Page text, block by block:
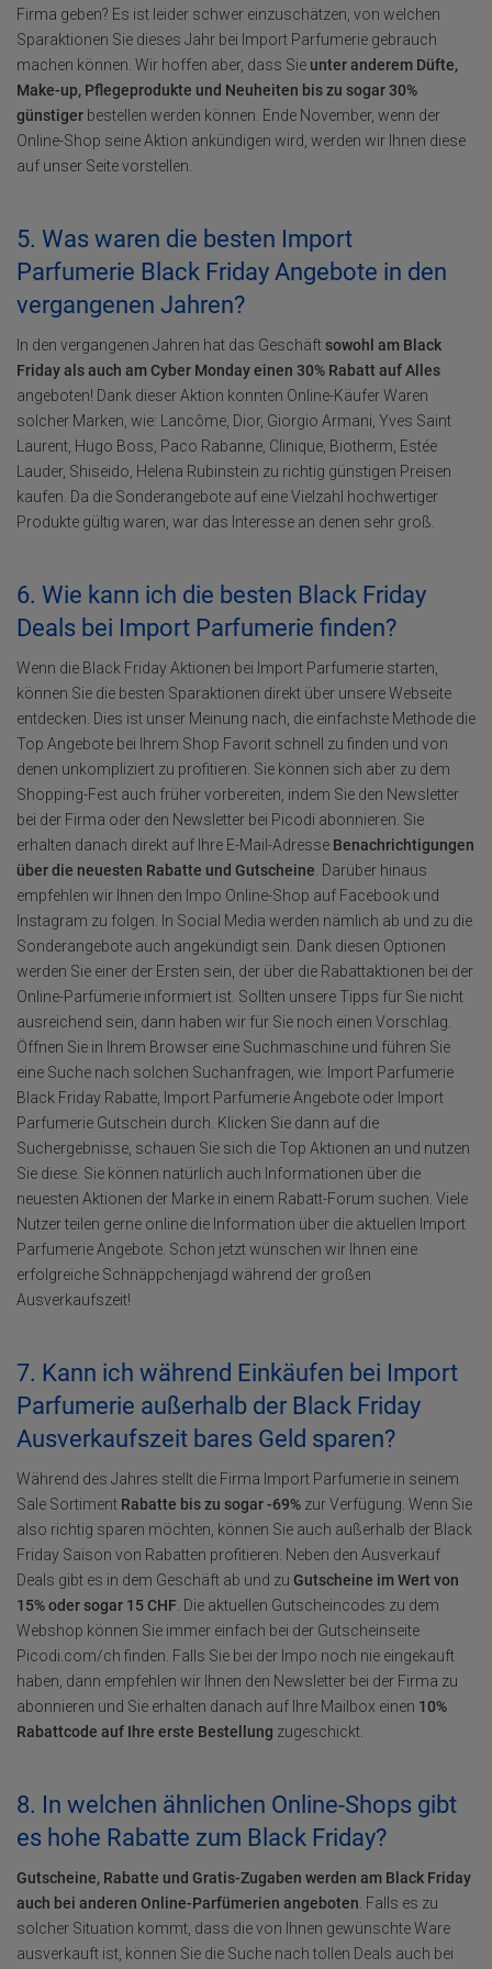
Firma geben? Es ist leider schwer einzuschätzen, von welchen
Sparaktionen Sie dieses Jahr bei Import Parfumerie gebrauch
machen können. Wir hoffen aber, dass Sie unter anderem Düfte,
Make-up, Pflegeprodukte und Neuheiten bis zu sogar 30%
günstiger bestellen werden können. Ende November, wenn der
Online-Shop seine Aktion ankündigen wird, werden wir Ihnen diese
auf unser Seite vorstellen.
5. Was waren die besten Import
Parfumerie Black Friday Angebote in den
vergangenen Jahren?
In den vergangenen Jahren hat das Geschäftsowohl am Black
Friday als auch am Cyber Monday einen 30% Rabatt auf Alles
angeboten! Dank dieser Aktion konnten Online-Käufer Waren
solcher Marken, wie: Lancôme, Dior, Giorgio Armani, Yves Saint
Laurent, Hugo Boss, Paco Rabanne, Clinique, Biotherm, Estée
Lauder, Shiseido, Helena Rubinstein zu richtig günstigen Preisen
kaufen. Da die Sonderangebote auf eine Vielzahl hochwertiger
Produkte gültig waren, war das Interesse an denen sehr groß.
6. Wie kann ich die besten Black Friday
Deals bei Import Parfumerie finden?
Wenn die Black Friday Aktionen bei Import Parfumerie starten,
können Sie die besten Sparaktionen direkt über unsere Webseite
entdecken. Dies ist unser Meinung nach, die einfachste Methode die
Top Angebote bei Ihrem Shop Favorit schnell zu finden und von
denen unkompliziert zu profitieren. Sie können sich aber zu dem
Shopping-Fest auch früher vorbereiten, indem Sie den Newsletter
bei der Firma oder den Newsletter bei Picodi abonnieren. Sie
erhalten danach direkt auf Ihre E-Mail-Adresse Benachrichtigungen
über die neuesten Rabatte und Gutscheine . Darüber hinaus
empfehlen wir Ihnen den Impo Online-Shop auf Facebook und
Instagram zu folgen. In Social Media werden nämlich ab und zu die
Sonderangebote auch angekündigt sein. Dank diesen Optionen
werden Sie einer der Ersten sein, der über die Rabattaktionen bei der
Online-Parfümerie informiert ist. Sollten unsere Tipps für Sie nicht
ausreichend sein, dann haben wir für Sie noch einen Vorschlag.
Öffnen Sie in Ihrem Browser eine Suchmaschine und führen Sie
eine Suche nach solchen Suchanfragen, wie: Import Parfumerie
Black Friday Rabatte, Import Parfumerie Angebote oder Import
Parfumerie Gutschein durch. Klicken Sie dann auf die
Suchergebnisse, schauen Sie sich die Top Aktionen an und nutzen
Sie diese. Sie können natürlich auch Informationen über die
neuesten Aktionen der Marke in einem Rabatt-Forum suchen. Viele
Nutzer teilen gerne online die Information über die aktuellen Import
Parfumerie Angebote. Schon jetzt wünschen wir Ihnen eine
erfolgreiche Schnäppchenjagd während der großen
Ausverkaufszeit!
7. Kann ich während Einkäufen bei Import
Parfumerie außerhalb der Black Friday
Ausverkaufszeit bares Geld sparen?
Während des Jahres stellt die Firma Import Parfumerie in seinem
Sale Sortiment Rabatte bis zu sogar -69% zur Verfügung. Wenn Sie
also richtig sparen möchten, können Sie auch außerhalb der Black
Friday Saison von Rabatten profitieren. Neben den Ausverkauf
Deals gibt es in dem Geschäft ab und zu Gutscheine im Wert von
15% oder sogar 15 CHF . Die aktuellen Gutscheincodes zu dem
Webshop können Sie immer einfach bei der Gutscheinseite
Picodi.com/ch finden. Falls Sie bei der Impo noch nie eingekauft
haben, dann empfehlen wir Ihnen den Newsletter bei der Firma zu
abonnieren und Sie erhalten danach auf Ihre Mailbox einen 10%
Rabattcode auf Ihre erste Bestellung zugeschickt.
8. In welchen ähnlichen Online-Shops gibt
es hohe Rabatte zum Black Friday?
Gutscheine, Rabatte und Gratis-Zugaben werden am Black Friday
auch bei anderen Online-Parfümerien angeboten . Falls es zu
solcher Situation kommt, dass die von Ihnen gewünschte Ware
ausverkauft ist, können Sie die Suche nach tollen Deals auch bei